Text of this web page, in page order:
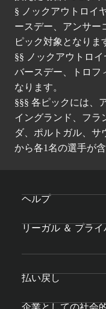
§ ノックアウトロイ
ースデー、アンサー
ピック対象となりま
§§ ノックアウトロ
バースデー、トロフ
なります。
§§§ 各ピックには、
イングランド、フラ
ダ、ポルトガル、サ
から各1名の選手が含
ヘルプ
リーガル ＆ プライ
払い戻し
企業としての社会